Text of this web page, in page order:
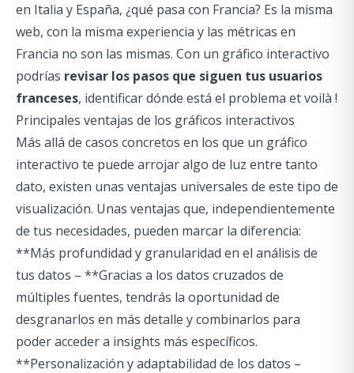
en Italia y España, ¿qué pasa con Francia? Es la misma
web, con la misma experiencia y las métricas en
Francia no son las mismas. Con un gráfico interactivo
podrías revisar los pasos que siguen tus usuarios
franceses, identificar dónde está el problema et voilà !
Principales ventajas de los gráficos interactivos
Más allá de casos concretos en los que un gráfico
interactivo te puede arrojar algo de luz entre tanto
dato, existen unas ventajas universales de este tipo de
visualización. Unas ventajas que, independientemente
de tus necesidades, pueden marcar la diferencia:
**Más profundidad y granularidad en el análisis de
tus datos – **Gracias a los datos cruzados de
múltiples fuentes, tendrás la oportunidad de
desgranarlos en más detalle y combinarlos para
poder acceder a insights más específicos.
**Personalización y adaptabilidad de los datos –